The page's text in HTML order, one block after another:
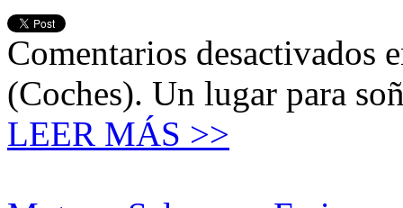
Comentarios desactivados
(Coches). Un lugar para
LEER MÁS >>